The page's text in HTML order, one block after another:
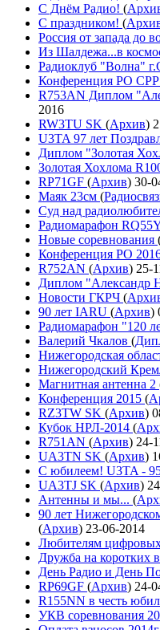
С Днём Радио! (
С праздником! (
Россия от запада до
Из Шалдежа...в
Радиоклуб "Волна"
Конференция РО СРР
R753AN Диплом
2016
RW3TU SK (Архив)
U3TA 97 лет
Диплом "Золотая
Золотая Хохлома
RP71GF (Архив) 30-
Маяк 23см (
Суд над
Радиомарафон
Новые соревнования
Конференция РО
R752AN (Архив) 25-
Диплом "Александр
Новости ГКРЧ (
90 лет IARU (Архив)
Радиомарафон "120
Валерий Чкалов (
Нижегородская
Нижегородский
Магнитная антенна 2
Конференция 2015 (
RZ3TW SK (Архив)
Кубок НРЛ-2014 (
R751AN (Архив) 24-
UA3TN SK (Архив)
С юбилеем! U3TA -
UA3TJ SK (Архив)
Антенны и мы... (
90 лет
(Архив) 23-06-2014
Любителям цифровых
Дружба на коротких
День Радио и День
RP69GF (Архив) 24-
R155NN в честь
УКВ соревнования